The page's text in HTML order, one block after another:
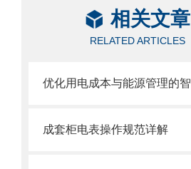
相关文章
RELATED ARTICLES
成套柜电表操作规范详解